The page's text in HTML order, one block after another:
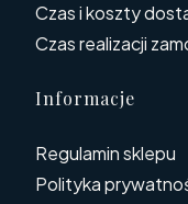
Czas i koszty
Czas realizacji
Informacje
Regulamin sklepu
Polityka